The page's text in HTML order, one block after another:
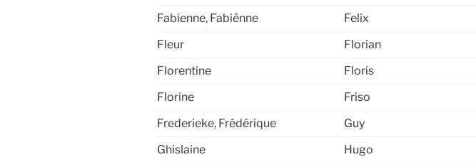
Fabienne, Fabiënne
Felix
Fleur
Florian
Florentine
Floris
Florine
Friso
Frederieke, Frédérique
Guy
Ghislaine
Hugo